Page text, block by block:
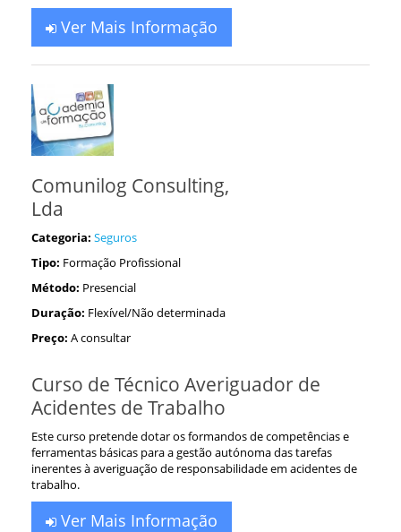
Ver Mais Informação
Comunilog Consulting,
Lda
Categoria: Seguros
Tipo: Formação Profissional
Método: Presencial
Duração: Flexível/Não determinada
Preço: A consultar
Curso de Técnico Averiguador de
Acidentes de Trabalho
Este curso pretende dotar os formandos de competências e
ferramentas básicas para a gestão autónoma das tarefas
inerentes à averiguação de responsabilidade em acidentes de
trabalho.
Ver Mais Informação